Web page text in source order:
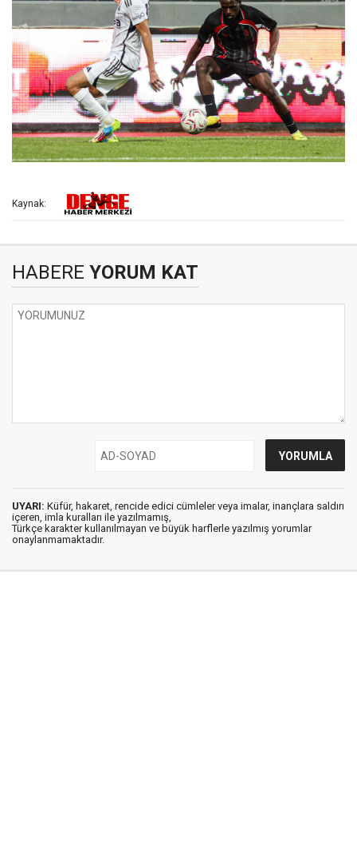
Kaynak:
HABERE YORUM KAT
UYARI: Küfür, hakaret, rencide edici cümleler veya imalar, inançlara saldırı
içeren, imla kuralları ile yazılmamış,
Türkçe karakter kullanılmayan ve büyük harflerle yazılmış yorumlar
onaylanmamaktadır.